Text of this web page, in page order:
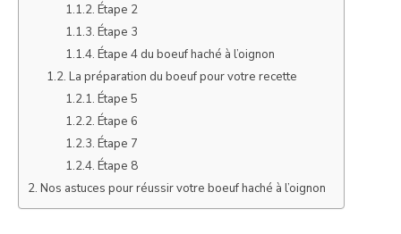
Étape 2
Étape 3
Étape 4 du boeuf haché à l’oignon
La préparation du boeuf pour votre recette
Étape 5
Étape 6
Étape 7
Étape 8
Nos astuces pour réussir votre boeuf haché à l’oignon